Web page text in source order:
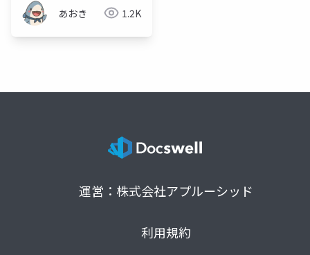
あおき 1.2K
運営：株式会社アプルーシッド
利用規約